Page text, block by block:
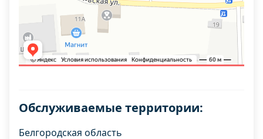
Обслуживаемые территории:
Белгородская область